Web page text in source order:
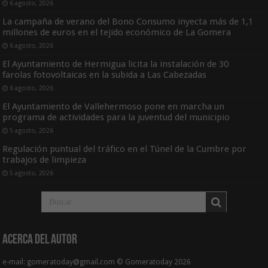
6 agosto, 2026
La campaña de verano del Bono Consumo inyecta más de 1,1
millones de euros en el tejido económico de La Gomera
6 agosto, 2026
El Ayuntamiento de Hermigua licita la instalación de 30
farolas fotovoltaicas en la subida a Las Cabezadas
6 agosto, 2026
El Ayuntamiento de Vallehermoso pone en marcha un
programa de actividades para la juventud del municipio
5 agosto, 2026
Regulación puntual del tráfico en el Túnel de la Cumbre por
trabajos de limpieza
5 agosto, 2026
Acerca del Autor
e-mail: gomeratoday@gmail.com © Gomeratoday 2026